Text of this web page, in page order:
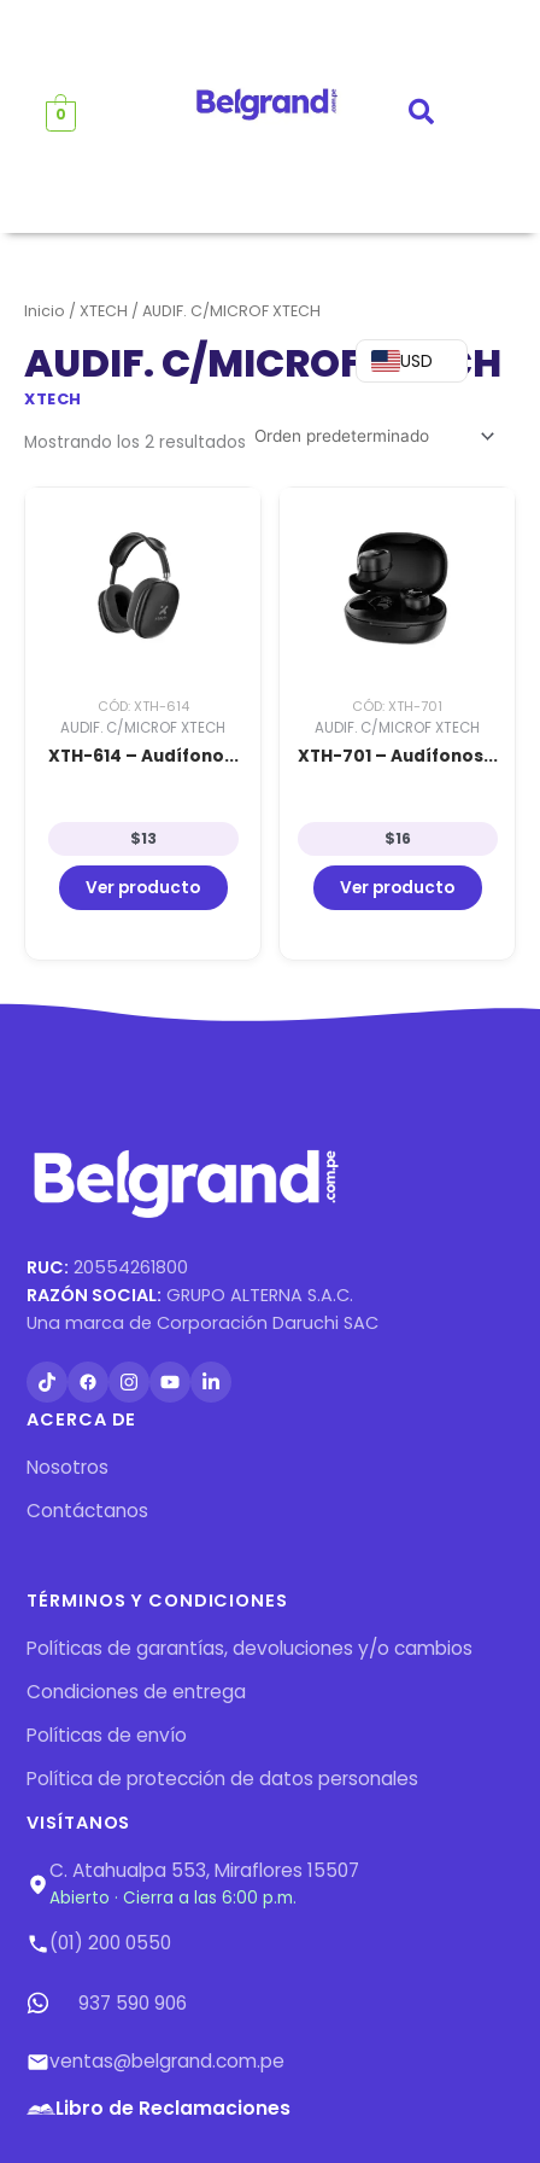
0
USD
Inicio / XTECH / AUDIF. C/MICROF XTECH
AUDIF. C/MICROF XTECH
XTECH
Mostrando los 2 resultados
CÓD: XTH-614
AUDIF. C/MICROF XTECH
XTH-614 – Audífono...
$13
Ver producto
CÓD: XTH-701
AUDIF. C/MICROF XTECH
XTH-701 – Audífonos...
$16
Ver producto
RUC: 20554261800
RAZÓN SOCIAL: GRUPO ALTERNA S.A.C.
Una marca de Corporación Daruchi SAC
ACERCA DE
Nosotros
Contáctanos
TÉRMINOS Y CONDICIONES
Políticas de garantías, devoluciones y/o cambios
Condiciones de entrega
Políticas de envío
Política de protección de datos personales
VISÍTANOS
C. Atahualpa 553, Miraflores 15507
Abierto · Cierra a las 6:00 p.m.
(01) 200 0550
937 590 906
ventas@belgrand.com.pe
Libro de Reclamaciones